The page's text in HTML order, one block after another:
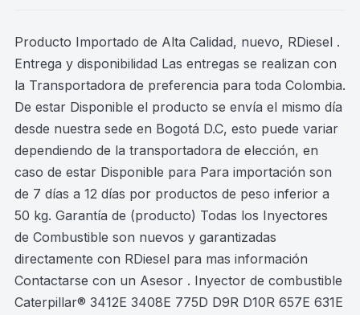
Producto Importado de Alta Calidad, nuevo, RDiesel .
Entrega y disponibilidad Las entregas se realizan con
la Transportadora de preferencia para toda Colombia.
De estar Disponible el producto se envía el mismo día
desde nuestra sede en Bogotá D.C, esto puede variar
dependiendo de la transportadora de elección, en
caso de estar Disponible para Para importación son
de 7 días a 12 días por productos de peso inferior a
50 kg. Garantía de (producto) Todas los Inyectores
de Combustible son nuevos y garantizadas
directamente con RDiesel para mas información
Contactarse con un Asesor . Inyector de combustible
Caterpillar® 3412E 3408E 775D D9R D10R 657E 631E